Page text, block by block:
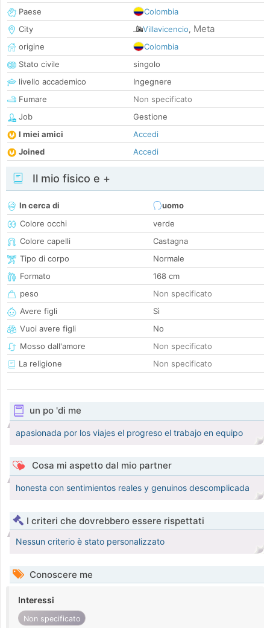
Paese
Colombia
City
Villavicencio, Meta
origine
Colombia
Stato civile
singolo
livello accademico
Ingegnere
Fumare
Non specificato
Job
Gestione
I miei amici
Accedi
Joined
Accedi
Il mio fisico e +
In cerca di
uomo
Colore occhi
verde
Colore capelli
Castagna
Tipo di corpo
Normale
Formato
168 cm
peso
Non specificato
Avere figli
Sì
Vuoi avere figli
No
Mosso dall'amore
Non specificato
La religione
Non specificato
un po 'di me
apasionada por los viajes el progreso el trabajo en equipo
Cosa mi aspetto dal mio partner
honesta con sentimientos reales y genuinos descomplicada
I criteri che dovrebbero essere rispettati
Nessun criterio è stato personalizzato
Conoscere me
Interessi
Non specificato